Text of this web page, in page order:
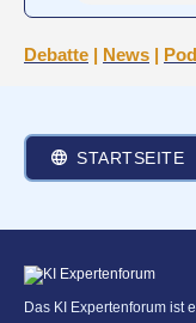
Debatte | News |
STARTSEITE
Das KI Expertenforum ist